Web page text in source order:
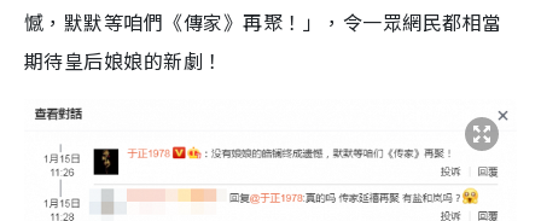
憾，默默等咱們《傳家》再聚！」，令一眾網民都相當
期待皇后娘娘的新劇！